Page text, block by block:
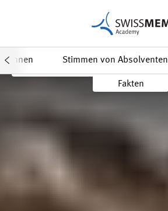
innen Stimmen von Absolventen
Factsheet
Fakten